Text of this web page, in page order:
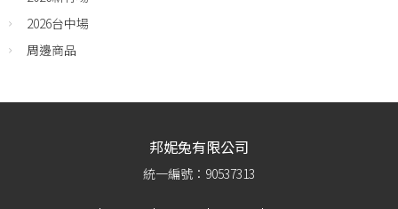
2026台中場
周邊商品
邦妮兔有限公司
統一編號：90537313